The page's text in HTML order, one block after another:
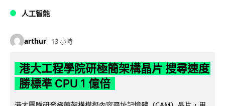
人工智能
arthur 13 小時
港大工程學院研極簡架構晶片 搜尋速度
勝標準 CPU 1 億倍